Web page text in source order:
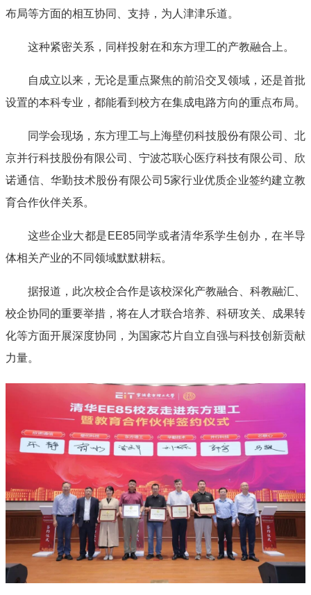
布局等方面的相互协同、支持，为人津津乐道。
这种紧密关系，同样投射在和东方理工的产教融合上。
自成立以来，无论是重点聚焦的前沿交叉领域，还是首批
设置的本科专业，都能看到校方在集成电路方向的重点布局。
同学会现场，东方理工与上海壁仞科技股份有限公司、北
京并行科技股份有限公司、宁波芯联心医疗科技有限公司、欣
诺通信、华勤技术股份有限公司5家行业优质企业签约建立教
育合作伙伴关系。
这些企业大都是EE85同学或者清华系学生创办，在半导
体相关产业的不同领域默默耕耘。
据报道，此次校企合作是该校深化产教融合、科教融汇、
校企协同的重要举措，将在人才联合培养、科研攻关、成果转
化等方面开展深度协同，为国家芯片自立自强与科技创新贡献
力量。